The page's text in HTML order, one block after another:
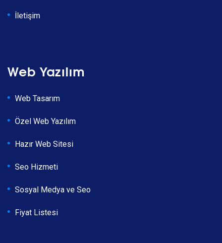
İletişim
Web Yazılım
Web Tasarım
Özel Web Yazılım
Hazır Web Sitesi
Seo Hizmeti
Sosyal Medya ve Seo
Fiyat Listesi